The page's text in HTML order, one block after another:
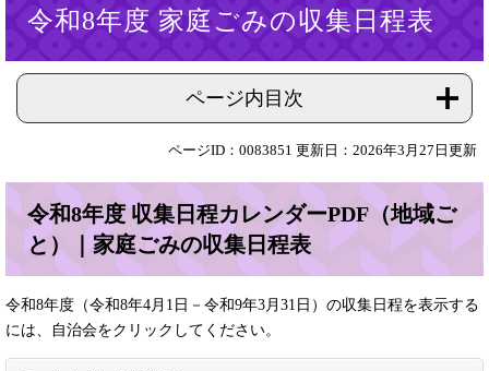
令和8年度 家庭ごみの収集日程表
ページ内目次
ページID：0083851 更新日：2026年3月27日更新
令和8年度 収集日程カレンダーPDF（地域ご
と）｜家庭ごみの収集日程表
令和8年度（令和8年4月1日－令和9年3月31日）の収集日程を表示する
には、自治会をクリックしてください。